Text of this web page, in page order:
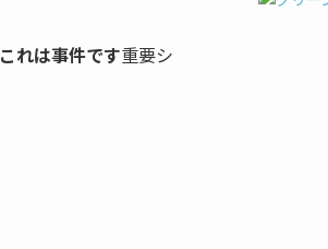
これは事件です重要シ